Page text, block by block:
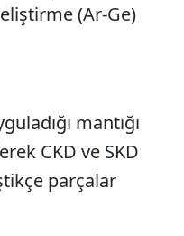
(Ar-Ge)
mantığı
CKD ve SKD
parçalar